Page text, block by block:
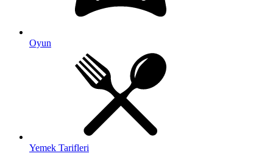
Oyun
Yemek Tarifleri